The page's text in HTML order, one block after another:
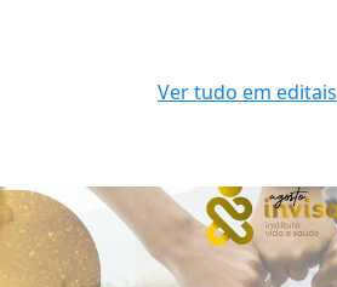
Ver tudo em editais